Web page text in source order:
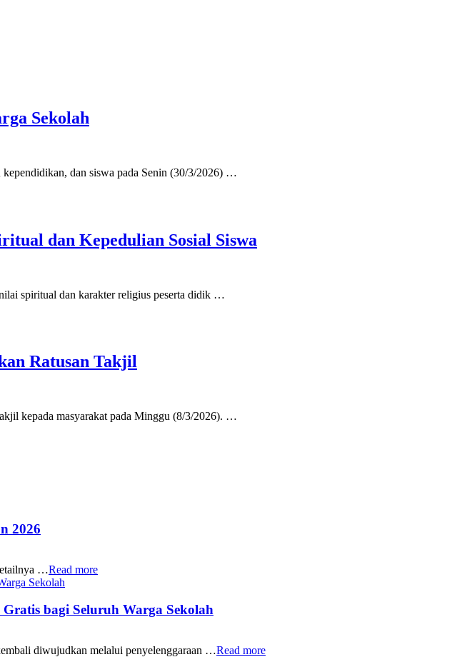
Sekolah
dan siswa pada Senin (30/3/2026) …
dan Kepedulian Sosial Siswa
spiritual dan karakter religius peserta didik …
Ratusan Takjil
kepada masyarakat pada Minggu (8/3/2026). …
2026
…Read more
bagi Seluruh Warga Sekolah
diwujudkan melalui penyelenggaraan …Read more